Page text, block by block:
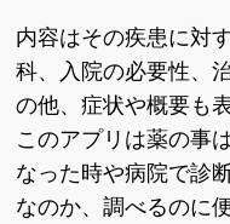
内容はその疾患に対
科、入院の必要性、
の他、症状や概要も
このアプリは薬の事
なった時や病院で診
なのか、調べるのに